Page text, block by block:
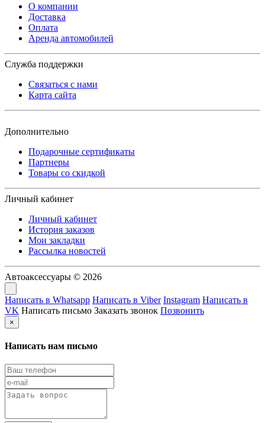
О компании
Доставка
Оплата
Аренда автомобилей
Служба поддержки
Связаться с нами
Карта сайта
Дополнительно
Подарочные сертификаты
Партнеры
Товары со скидкой
Личный кабинет
Личный кабинет
История заказов
Мои закладки
Рассылка новостей
Автоаксессуары © 2026
Написать в Whatsapp Написать в Viber Instagram Написать в
VK Написать письмо Заказать звонок Позвонить
×
Написать нам письмо